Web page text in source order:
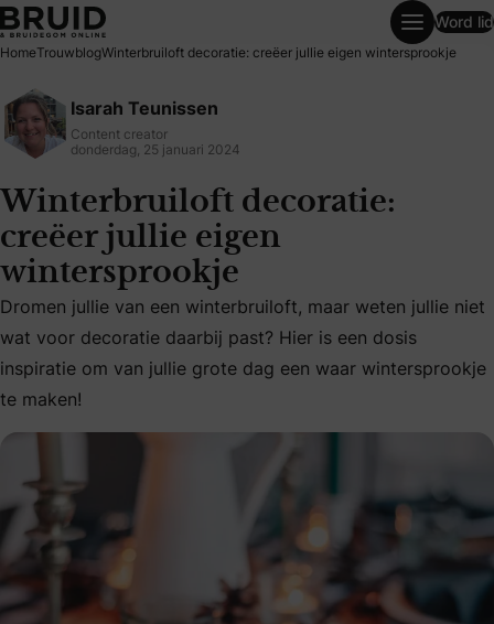
Winterbruiloft decoratie: creëer jullie eigen wintersprookje
Word lid
HomeTrouwblogWinterbruiloft decoratie: creëer jullie eigen wintersprookje
Isarah Teunissen
Content creator
donderdag, 25 januari 2024
Winterbruiloft decoratie:
creëer jullie eigen
wintersprookje
Dromen jullie van een winterbruiloft, maar weten jullie
Dromen jullie van een winterbruiloft, maar weten jullie niet
wat voor decoratie daarbij past? Hier is een dosis
inspiratie om van jullie grote dag een waar wintersprookje
te maken!